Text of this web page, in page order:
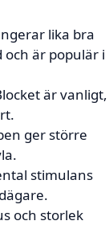
lika bra
och är populär i
är vanligt,
ger större
stimulans
och storlek